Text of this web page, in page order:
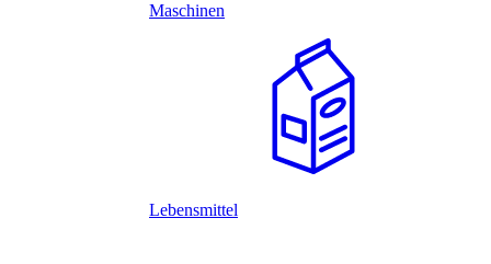
Maschinen
Lebensmittel